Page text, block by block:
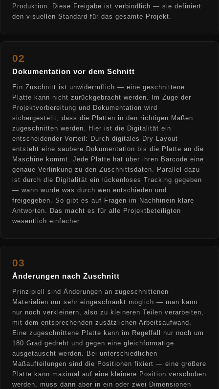
Produktion. Diese Freigabe ist verbindlich — sie definiert
den visuellen Standard für das gesamte Projekt.
02
Dokumentation vor dem Schnitt
Ein Zuschnitt ist unwiderruflich — eine geschnittene
Platte kann nicht zurückgebracht werden. Im Zuge der
Projektvorbereitung und Dokumentation wird
sichergestellt, dass die Platten in den richtigen Maßen
zugeschnitten werden. Hier ist die Digitalität ein
entscheidender Vorteil: Durch digitales Dry-Layout
entsteht eine saubere Dokumentation bis die Platte an die
Maschine kommt. Jede Platte hat über ihren Barcode eine
genaue Verlinkung zu den Zuschnittsdaten. Parallel dazu
ist durch die Digitalität ein lückenloses Tracking gegeben
— wann wurde was durch wen entschieden und
freigegeben. So gibt es auf Fragen im Nachhinein klare
Antworten. Das macht es für alle Projektbeteiligten
wesentlich einfacher.
03
Änderungen nach Zuschnitt
Prinzipiell sind Änderungen an zugeschnittenen
Materialien nur sehr eingeschränkt möglich — man kann
nur noch verkleinern, also zu kleineren Teilen verarbeiten,
mit dem entsprechenden zusätzlichen Arbeitsaufwand.
Eine zugeschnittene Platte kann im Regelfall nur noch um
180 Grad gedreht und gegen eine gleichformatige
ausgetauscht werden. Bei unterschiedlichen
Maßaufteilungen sind die Positionen fixiert — eine größere
Platte kann maximal auf eine kleinere Position verschoben
werden, muss dann aber in ein oder zwei Dimensionen